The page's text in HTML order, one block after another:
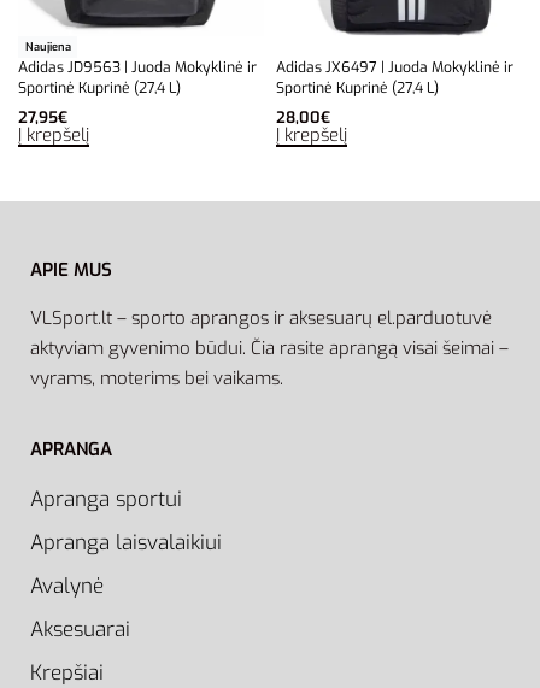
Naujiena
Adidas JD9563 | Juoda Mokyklinė ir
Sportinė Kuprinė (27,4 L)
27,95€
Į krepšelį
Adidas JX6497 | Juoda Mokyklinė ir
Sportinė Kuprinė (27,4 L)
28,00€
Į krepšelį
APIE MUS
VLSport.lt – sporto aprangos ir aksesuarų el.parduotuvė
aktyviam gyvenimo būdui. Čia rasite aprangą visai šeimai –
vyrams, moterims bei vaikams.
APRANGA
Apranga sportui
Apranga laisvalaikiui
Avalynė
Aksesuarai
Krepšiai